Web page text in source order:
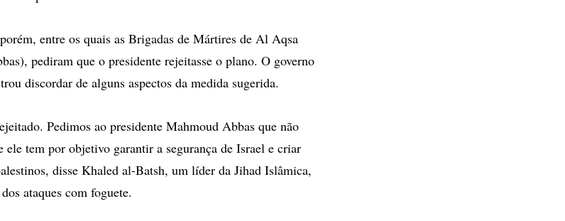
entre os quais as Brigadas de Mártires de Al Aqsa
pediram que o presidente rejeitasse o plano. O governo
discordar de alguns aspectos da medida sugerida.
Pedimos ao presidente Mahmoud Abbas que não
ele tem por objetivo garantir a segurança de Israel e criar
disse Khaled al-Batsh, um líder da Jihad Islâmica,
ataques com foguete.